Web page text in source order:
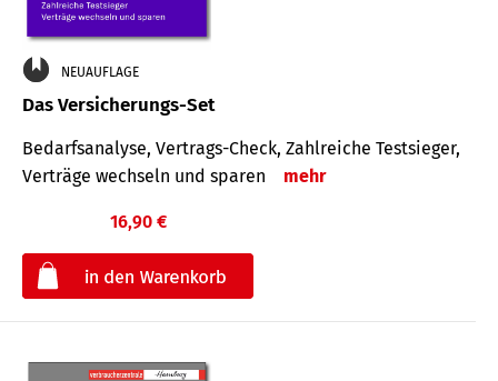
NEUAUFLAGE
Das Versicherungs-Set
Bedarfsanalyse, Vertrags-Check, Zahlreiche Testsieger,
Verträge wechseln und sparen
mehr
16,90 €